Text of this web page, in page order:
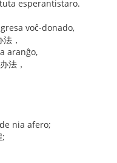
esperantistaro.
voĉ-donado,
，
aranĝo,
法，
nia afero;
;